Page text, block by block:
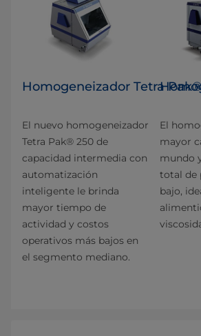
Homogeneizador Tetra
El nuevo homogeneizador
Tetra Pak® 250 de
capacidad intermedia con
automatización
inteligente le brinda
mayor tiempo de
actividad y costos
operativos más bajos en
el segmento mediano.
El
mayor
mundo
total de
bajo,